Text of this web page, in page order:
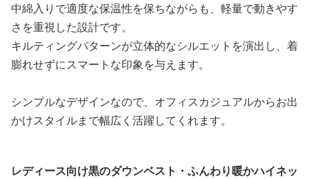
中綿入りで適度な保温性を保ちながらも、軽量で動きやす
さを重視した設計です。
キルティングパターンが立体的なシルエットを演出し、着
膨れせずにスマートな印象を与えます。
シンプルなデザインなので、オフィスカジュアルからお出
かけスタイルまで幅広く活躍してくれます。
レディース向け黒のダウンベスト・ふんわり暖かハイネッ